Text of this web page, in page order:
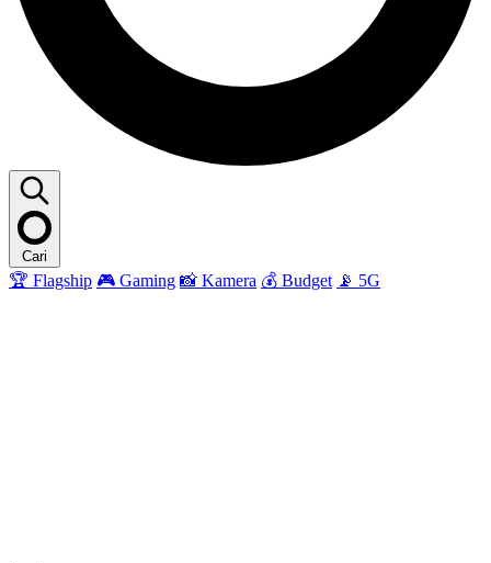
Cari
🏆 Flagship 🎮 Gaming 📸 Kamera 💰 Budget 📡 5G